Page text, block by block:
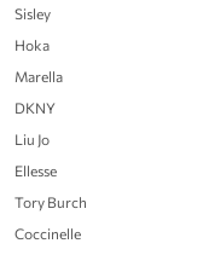
Sisley
Hoka
Marella
DKNY
Liu Jo
Ellesse
Tory Burch
Coccinelle